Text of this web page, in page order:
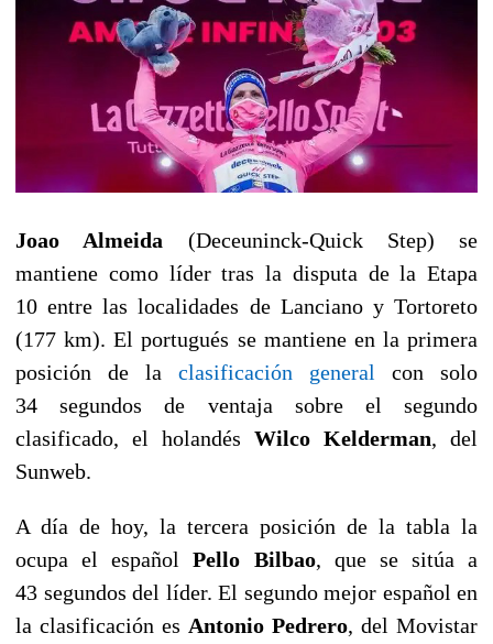
Joao Almeida (Deceuninck-Quick Step) se
mantiene como líder tras la disputa de la Etapa
10 entre las localidades de Lanciano y Tortoreto
(177 km). El portugués se mantiene en la primera
posición de la clasificación general con solo
34 segundos de ventaja sobre el segundo
clasificado, el holandés Wilco Kelderman, del
Sunweb.
A día de hoy, la tercera posición de la tabla la
ocupa el españolPello Bilbao, que se sitúa a
43 segundos del líder. El segundo mejor español en
la clasificación es Antonio Pedrero, del Movistar